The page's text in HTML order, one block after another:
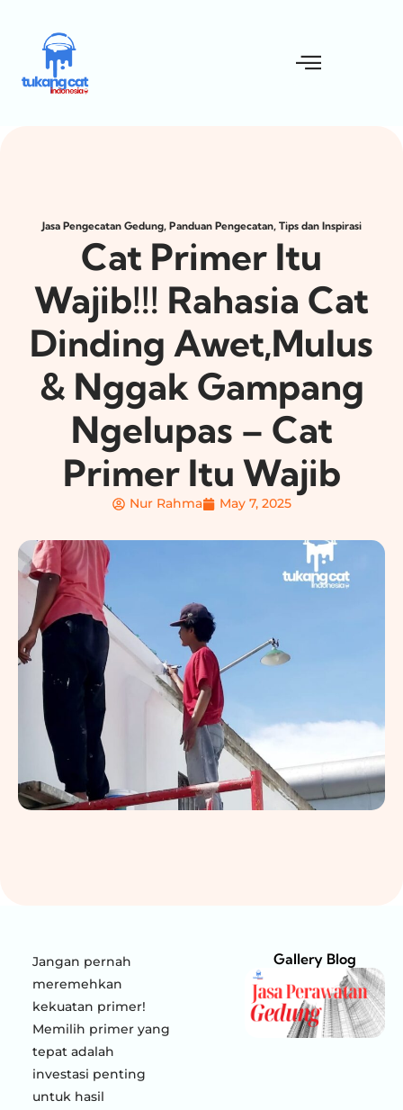
Jasa Pengecatan Gedung, Panduan Pengecatan, Tips dan Inspirasi
Cat Primer Itu
Wajib!!! Rahasia Cat
Dinding Awet,Mulus
& Nggak Gampang
Ngelupas – Cat
Primer Itu Wajib
Nur Rahma May 7, 2025
Jangan pernah
meremehkan
kekuatan primer!
Memilih primer yang
tepat adalah
investasi penting
untuk hasil
Gallery Blog